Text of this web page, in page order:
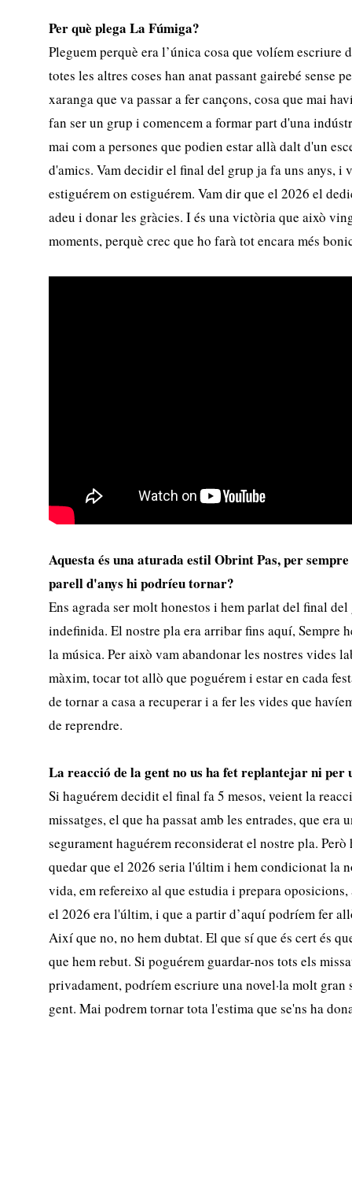
Per què plega La Fúmiga?
Pleguem perquè era l’única cosa que volíem escriure
totes les altres coses han anat passant gairebé sense
xaranga que va passar a fer cançons, cosa que mai
fan ser un grup i comencem a formar part d'una
mai com a persones que podien estar allà dalt d'un
d'amics. Vam decidir el final del grup ja fa uns anys, i
estiguérem on estiguérem. Vam dir que el 2026 el
adeu i donar les gràcies. I és una victòria que això
moments, perquè crec que ho farà tot encara més
Aquesta és una aturada estil Obrint Pas, per
parell d'anys hi podríeu tornar?
Ens agrada ser molt honestos i hem parlat del final
indefinida. El nostre pla era arribar fins aquí, Sempre
la música. Per això vam abandonar les nostres vides
màxim, tocar tot allò que poguérem i estar en cada
de tornar a casa a recuperar i a fer les vides que
de reprendre.
La reacció de la gent no us ha fet replantejar ni per
Si haguérem decidit el final fa 5 mesos, veient la
missatges, el que ha passat amb les entrades, que era
segurament haguérem reconsiderat el nostre pla.
quedar que el 2026 seria l'últim i hem condicionat la
vida, em refereixo al que estudia i prepara
el 2026 era l'últim, i que a partir d’aquí podríem fer
Així que no, no hem dubtat. El que sí que és cert és
que hem rebut. Si poguérem guardar-nos tots els
privadament, podríem escriure una novel·la molt gran
gent. Mai podrem tornar tota l'estima que se'ns ha